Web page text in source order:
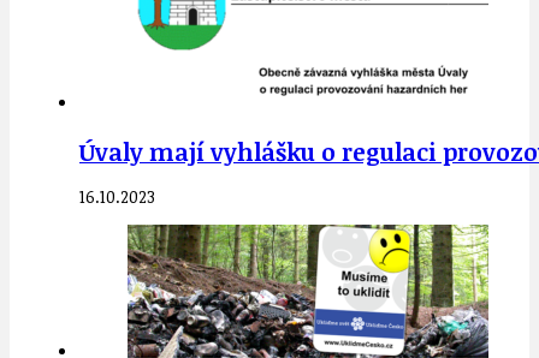
Úvaly mají vyhlášku o regulaci
16.10.2023